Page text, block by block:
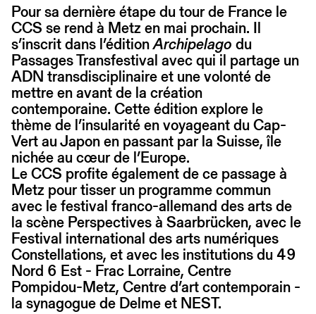
Pour sa dernière étape du tour de France le
CCS se rend à Metz en mai prochain. Il
s’inscrit dans l’éditionArchipelago du
Passages Transfestival avec qui il partage un
ADN transdisciplinaire et une volonté de
mettre en avant de la création
contemporaine. Cette édition explore le
thème de l’insularité en voyageant du Cap-
Vert au Japon en passant par la Suisse, île
nichée au cœur de l’Europe.
Le CCS profite également de ce passage à
Metz pour tisser un programme commun
avec le festival franco-allemand des arts de
la scène Perspectives à Saarbrücken, avec le
Festival international des arts numériques
Constellations, et avec les institutions du 49
Nord 6 Est - Frac Lorraine, Centre
Pompidou-Metz, Centre d’art contemporain -
la synagogue de Delme et NEST.